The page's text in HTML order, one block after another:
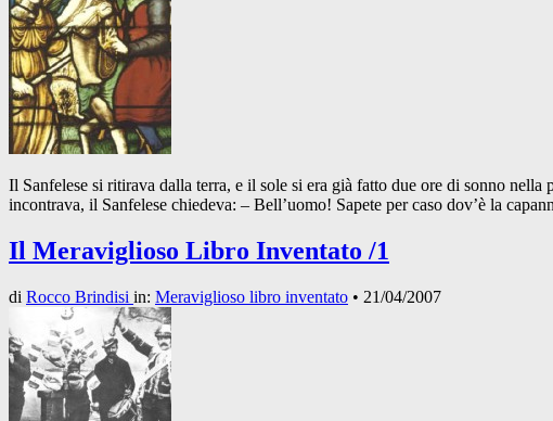
Il Sanfelese si ritirava dalla terra, e il sole si era già fatto due ore di sonno
incontrava, il Sanfelese chiedeva: – Bell’uomo! Sapete per caso dov’è la
Il Meraviglioso Libro Inventato /1
di Rocco Brindisi in: Meraviglioso libro inventato • 21/04/2007